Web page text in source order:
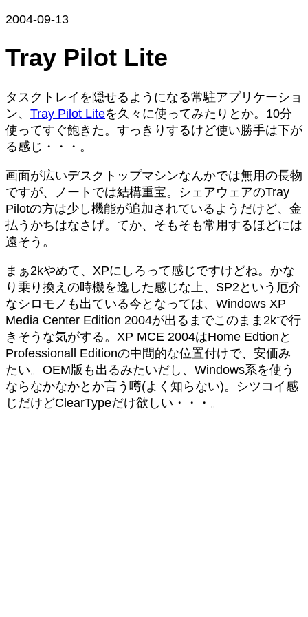
2004-09-13
Tray Pilot Lite
タスクトレイを隠せるようになる常駐アプリケーショ
ン、 Tray Pilot Liteを久々に使ってみたりとか。10分
使ってすぐ飽きた。すっきりするけど使い勝手は下が
る感じ・・・。
画面が広いデスクトップマシンなんかでは無用の長物
ですが、ノートでは結構重宝。シェアウェアのTray
Pilotの方は少し機能が追加されているようだけど、金
払うかちはなさげ。てか、そもそも常用するほどには
遠そう。
まぁ2kやめて、XPにしろって感じですけどね。かな
り乗り換えの時機を逸した感じな上、SP2という厄介
なシロモノも出ている今となっては、Windows XP
Media Center Edition 2004が出るまでこのまま2kで行
きそうな気がする。XP MCE 2004はHome Edtionと
Professionall Editionの中間的な位置付けで、安価み
たい。OEM版も出るみたいだし、Windows系を使う
ならなかなかとか言う噂(よく知らない)。シツコイ感
じだけどClearTypeだけ欲しい・・・。